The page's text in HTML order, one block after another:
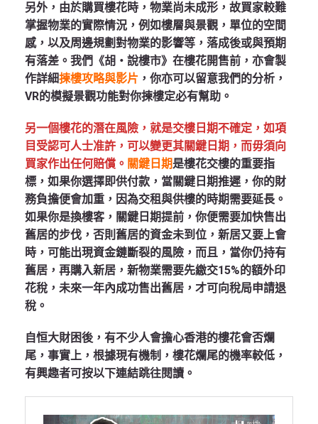
另外，由於購買樓花時，物業尚未成形，故買家較難
掌握物業的實際情況，例如樓層與景觀，單位的空間
感，以及周邊規劃對物業的影響等，落成後或與預期
有落差。我們《胡‧說樓市》在樓花開售前，亦會製
作詳細揀樓攻略與影片 ，你亦可以留意我們的分析，
VR的模擬景觀功能對你揀樓定必有幫助。
另一個樓花的潛在風險，就是交樓日期不確定，如項
目受認可人士准許，可以變更其關鍵日期，而毋須向
買家作出任何賠償。 關鍵日期是樓花交樓的重要指
標，如果你選擇即供付款，當關鍵日期推遲，你的財
務負擔便會加重，因為交租與供樓的時期需要延長。
如果你是換樓客，關鍵日期提前，你便需要加快售出
舊居的步伐，否則舊居的資金未到位，新居又要上會
時，可能出現資金鏈斷裂的風險，而且，當你仍持有
舊居，再購入新居，新物業需要先繳交15%的額外印
花稅，未來一年內成功售出舊居，才可向稅局申請退
稅。
自恒大財困後，有不少人會擔心香港的樓花會否爛
尾，事實上，根據現有機制，樓花爛尾的機率較低，
有興趣者可按以下連結跳往閱讀。